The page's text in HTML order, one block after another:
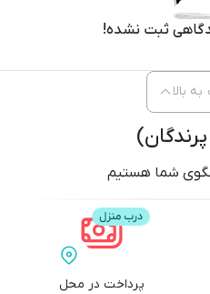
ثبت نشده!
شما هستیم
بالا
پرداخت در محل